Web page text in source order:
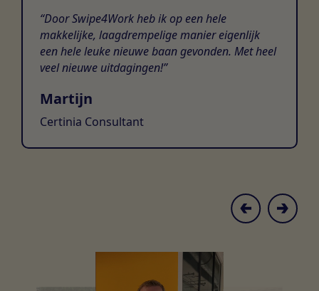
Door Swipe4Work heb ik op een hele
makkelijke, laagdrempelige manier eigenlijk
een hele leuke nieuwe baan gevonden. Met heel
veel nieuwe uitdagingen!
Martijn
Certinia Consultant